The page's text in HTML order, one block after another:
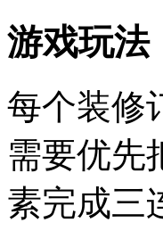
游戏玩法
每个装修
需要优先
素完成三